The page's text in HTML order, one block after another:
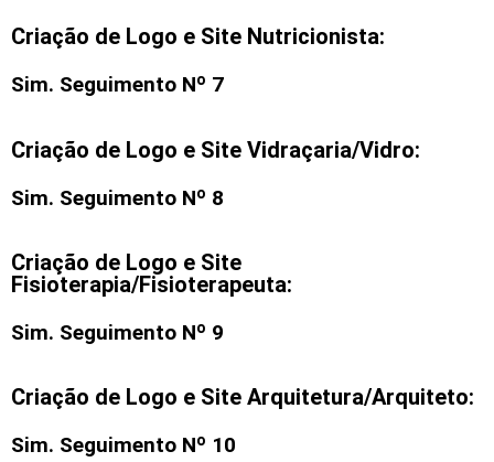
Criação de Logo e Site Nutricionista:
Sim. Seguimento Nº 7
Criação de Logo e Site Vidraçaria/Vidro:
Sim. Seguimento Nº 8
Criação de Logo e Site
Fisioterapia/Fisioterapeuta:
Sim. Seguimento Nº 9
Criação de Logo e Site Arquitetura/Arquiteto:
Sim. Seguimento Nº 10